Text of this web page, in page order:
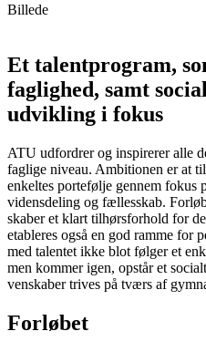
Billede
Et talentprogram,
faglighed, samt
udvikling i fokus
ATU udfordrer og inspirerer alle
faglige niveau. Ambitionen er at
enkeltes portefølje gennem fokus
vidensdeling og fællesskab.
skaber et klart tilhørsforhold for
etableres også en god ramme for
med talentet ikke blot følger et
men kommer igen, opstår et
venskaber trives på tværs af
Forløbet